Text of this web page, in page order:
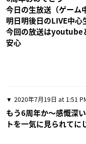
今日の生放送（ゲーム
明日明後日のLIVE中
今回の放送はyoutube
安心
2020年7月19日 at 1:51
もう6周年か〜感慨深
トを一気に見られて